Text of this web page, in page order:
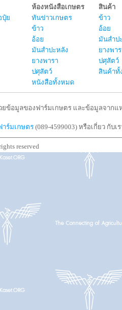
ปุ๋ย
ห้องหนังสือเกษตร
ทันข่าวเกษตร
ข้าว
อ้อย
มันสำปะหลัง
ยางพารา
ปศุสัตว์
หนังสือทั้งหมด
สินค้า
ข้าว
อ้อย
มันสำป
ยางพา
ปศุสัตว์
สินค้าทั้
ข้อมูลของฟาร์มเกษตร และข้อมูลจาก
ร์มเกษตร (089-4599003) หรือเกี่ยว กับเ
reserved